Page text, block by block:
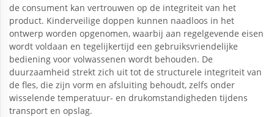
de consument kan vertrouwen op de integriteit van het
product. Kinderveilige doppen kunnen naadloos in het
ontwerp worden opgenomen, waarbij aan regelgevende eisen
wordt voldaan en tegelijkertijd een gebruiksvriendelijke
bediening voor volwassenen wordt behouden. De
duurzaamheid strekt zich uit tot de structurele integriteit van
de fles, die zijn vorm en afsluiting behoudt, zelfs onder
wisselende temperatuur- en drukomstandigheden tijdens
transport en opslag.